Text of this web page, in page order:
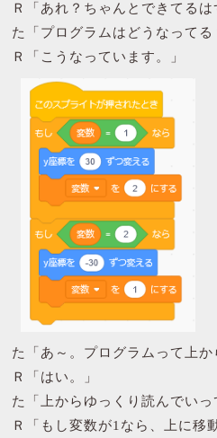
Ｒ「あれ？ちゃんとできてるは
た「プログラムはどうなってる
Ｒ「こうなっています。」
た「あ～。プログラムって上か
Ｒ「はい。」
た「上からゆっくり読んでいっ
Ｒ「もし変数が1なら、上に移